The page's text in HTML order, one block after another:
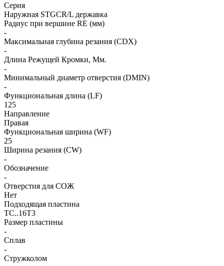
Серия
Наружная STGCR/L державка
Радиус при вершине RE (мм)
-
Максимальная глубина резания (CDX)
-
Длина Режущей Кромки, Мм.
-
Минимальный диаметр отверстия (DMIN)
-
Функциональная длина (LF)
125
Направление
Правая
Функциональная ширина (WF)
25
Ширина резания (CW)
-
Обозначение
-
Отверстия для СОЖ
Нет
Подходящая пластина
TC..16T3
Размер пластины
-
Сплав
-
Стружколом